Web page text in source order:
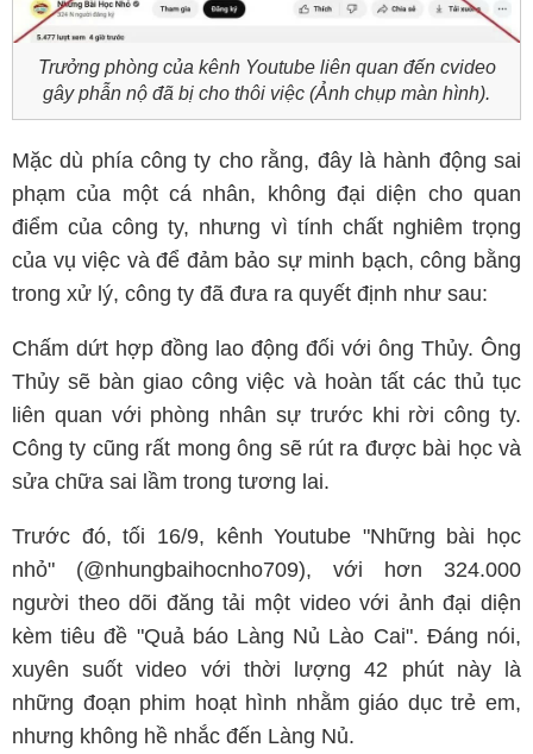
Trưởng phòng của kênh Youtube liên quan đến cvideo
gây phẫn nộ đã bị cho thôi việc (Ảnh chụp màn hình).
Mặc dù phía công ty cho rằng, đây là hành động sai
phạm của một cá nhân, không đại diện cho quan
điểm của công ty, nhưng vì tính chất nghiêm trọng
của vụ việc và để đảm bảo sự minh bạch, công bằng
trong xử lý, công ty đã đưa ra quyết định như sau:
Chấm dứt hợp đồng lao động đối với ông Thủy. Ông
Thủy sẽ bàn giao công việc và hoàn tất các thủ tục
liên quan với phòng nhân sự trước khi rời công ty.
Công ty cũng rất mong ông sẽ rút ra được bài học và
sửa chữa sai lầm trong tương lai.
Trước đó, tối 16/9, kênh Youtube "Những bài học
nhỏ" (@nhungbaihocnho709), với hơn 324.000
người theo dõi đăng tải một video với ảnh đại diện
kèm tiêu đề "Quả báo Làng Nủ Lào Cai". Đáng nói,
xuyên suốt video với thời lượng 42 phút này là
những đoạn phim hoạt hình nhằm giáo dục trẻ em,
nhưng không hề nhắc đến Làng Nủ.